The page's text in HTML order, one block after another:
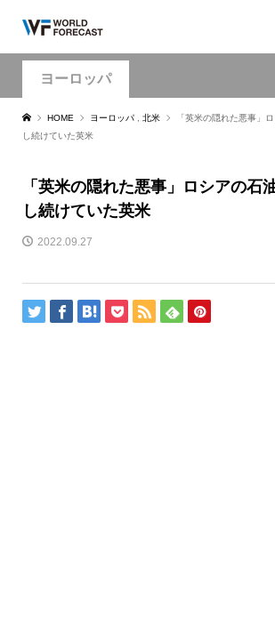
ヨーロッパ
HOME ヨーロッパ 北米
「英米の隠れた悪事」
し続けていた英米
「英米の隠れた悪事」ロシアの石
し続けていた英米
2022.09.27